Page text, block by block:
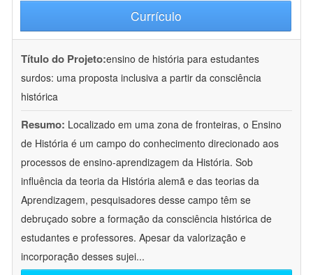
Currículo
Título do Projeto:ensino de história para estudantes
surdos: uma proposta inclusiva a partir da consciência
histórica
Resumo: Localizado em uma zona de fronteiras, o Ensino
de História é um campo do conhecimento direcionado aos
processos de ensino-aprendizagem da História. Sob
influência da teoria da História alemã e das teorias da
Aprendizagem, pesquisadores desse campo têm se
debruçado sobre a formação da consciência histórica de
estudantes e professores. Apesar da valorização e
incorporação desses sujei...